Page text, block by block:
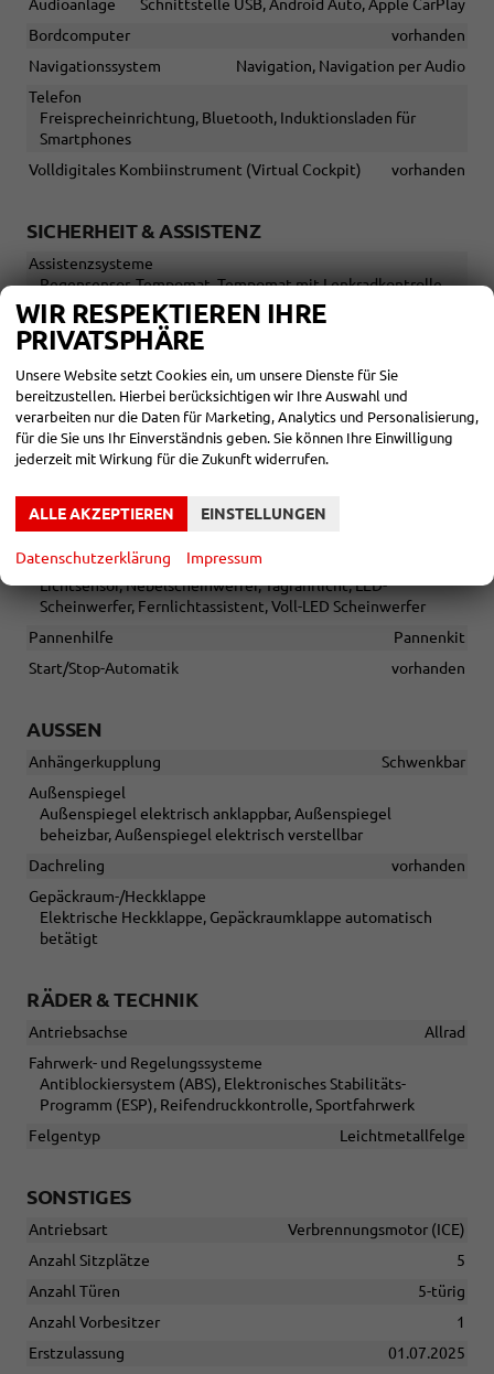
Audioanlage
Schnittstelle USB, Android Auto, Apple CarPlay
Bordcomputer
vorhanden
Navigationssystem
Navigation, Navigation per Audio
Telefon
Freisprecheinrichtung, Bluetooth, Induktionsladen für
Smartphones
Volldigitales Kombiinstrument (Virtual Cockpit)
vorhanden
SICHERHEIT & ASSISTENZ
Assistenzsysteme
Regensensor, Tempomat, Tempomat mit Lenkradkontrolle,
Notbremsassistent (City-Safety), Spurhalteassistent,
Abstandstempomat adaptiv (ACC),
Verkehrzeichenerkennung, Müdigkeitserkennungs-Sensor,
Notrufsystem, Geschwindigkeitsbegrenzer
Diebstahl-Alarmanlage
vorhanden
Einparkhilfe
Selbstlenkendes System, Park Distance Control vorne, Park
Distance Control hinten, Rückfahrkamera
Lenkung
Lichttechnik
Lichtsensor, Nebelscheinwerfer, Tagfahrlicht, LED-
Scheinwerfer, Fernlichtassistent, Voll-LED Scheinwerfer
Pannenhilfe
Pannenkit
Start/Stop-Automatik
vorhanden
AUSSEN
Anhängerkupplung
Schwenkbar
Außenspiegel
Außenspiegel elektrisch anklappbar, Außenspiegel
beheizbar, Außenspiegel elektrisch verstellbar
Dachreling
vorhanden
Gepäckraum-/Heckklappe
Elektrische Heckklappe, Gepäckraumklappe automatisch
betätigt
RÄDER & TECHNIK
Antriebsachse
Allrad
Fahrwerk- und Regelungssysteme
Antiblockiersystem (ABS), Elektronisches Stabilitäts-
Programm (ESP), Reifendruckkontrolle, Sportfahrwerk
Felgentyp
Leichtmetallfelge
SONSTIGES
Antriebsart
Verbrennungsmotor (ICE)
Anzahl Sitzplätze
5
Anzahl Türen
5-türig
Anzahl Vorbesitzer
1
Erstzulassung
01.07.2025
WIR RESPEKTIEREN IHRE
PRIVATSPHÄRE
Unsere Website setzt Cookies ein, um unsere Dienste für Sie
bereitzustellen. Hierbei berücksichtigen wir Ihre Auswahl und
verarbeiten nur die Daten für Marketing, Analytics und Personalisierung,
für die Sie uns Ihr Einverständnis geben. Sie können Ihre Einwilligung
jederzeit mit Wirkung für die Zukunft widerrufen.
ALLE AKZEPTIEREN EINSTELLUNGEN
Datenschutzerklärung Impressum